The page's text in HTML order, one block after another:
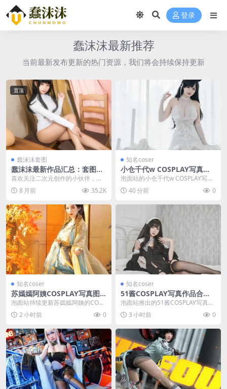
登录
蠢沫沫最新推荐
当前最新发布更新的热门资源，我们将会持续保持更新
置顶
蠢沫沫套图
蠢沫沫最新作品汇总：套图及
视频亮点满满，合集一次看够
喜欢关注二次元创作的小伙伴，大
概率都刷到过蠢沫沫的作品吧。 作
为人气颇高的创作者...
8 月前 35.2K
知名coser
小仓千代w COSPLAY写真图
片包合集，泡面站持续更新
泡面站的小仓千代w COSPLAY写真
图片包合集持续更新，内容以她常
出的FGO系...
40 分前 0
知名coser
苏嫣嫣阿姨COSPLAY写真图
片包合集，泡面站持续更新中
泡面站持续更新苏嫣嫣阿姨的COSP
LAY写真图片包合集。这位95年出
生的小姐姐，...
2 小时前 0
知名coser
51酱COSPLAY写真作品合
集：持续更新的资源整理
泡面站推出的51酱COSPLAY写真作
品合集采用持续更新形式，集中收
录多组写真并...
3 小时前 0